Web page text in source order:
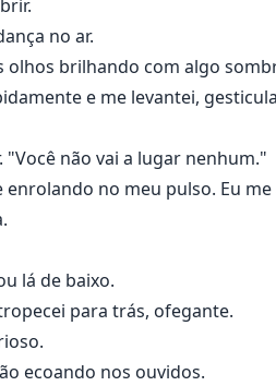
no ar.
olhos brilhando com algo
e me levantei,
não vai a lugar nenhum."
no meu pulso. Eu
lá de baixo.
para trás, ofegante.
ecoando nos ouvidos.